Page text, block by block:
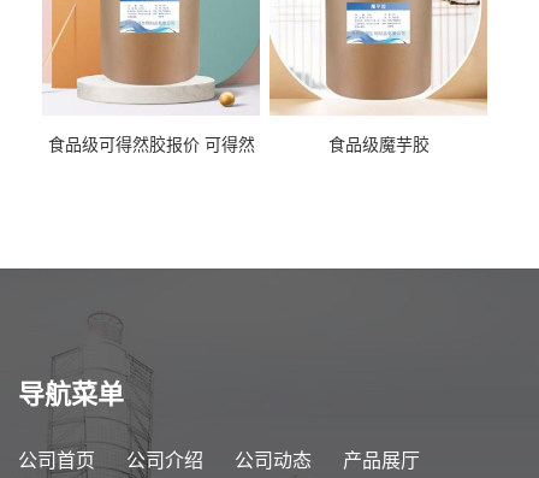
食品级可得然胶报价 可得然
食品级魔芋胶
导航菜单
公司首页 公司介绍 公司动态 产品展厅